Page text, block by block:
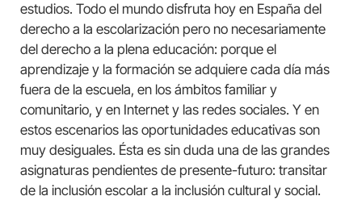
estudios. Todo el mundo disfruta hoy en España del
derecho a la escolarización pero no necesariamente
del derecho a la plena educación: porque el
aprendizaje y la formación se adquiere cada día más
fuera de la escuela, en los ámbitos familiar y
comunitario, y en Internet y las redes sociales. Y en
estos escenarios las oportunidades educativas son
muy desiguales. Ésta es sin duda una de las grandes
asignaturas pendientes de presente-futuro: transitar
de la inclusión escolar a la inclusión cultural y social.